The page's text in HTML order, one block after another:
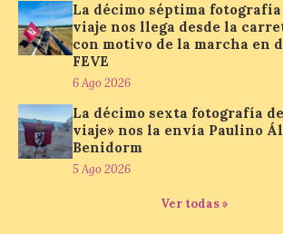
Última llamada: Eclipse
total del 12 de agosto.
Dónde alojarse y a qué
precio
7 Ago 2026
económica (116€/noche),
pero también una de las
La décimo séptima
viaje nos llega desde la
con motivo de la marcha en
FEVE
6 Ago 2026
La décimo sexta fotografía
viaje» nos la envía Paulino
Benidorm
5 Ago 2026
Ver todas »